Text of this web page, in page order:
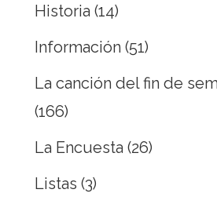
Historia (14)
Información (51)
La canción del fin de
(166)
La Encuesta (26)
Listas (3)